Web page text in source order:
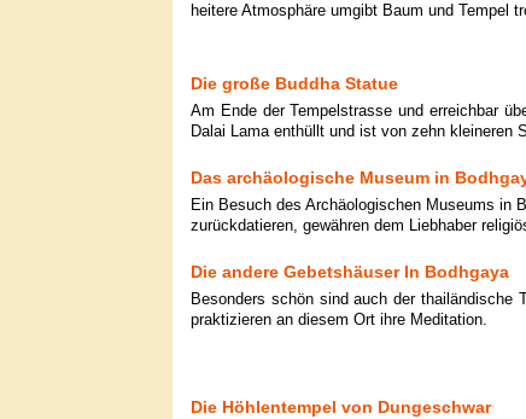
heitere Atmosphäre umgibt Baum und Tempel
Die große Buddha Statue
Am Ende der Tempelstrasse und erreichbar
Dalai Lama enthüllt und ist von zehn kleineren
Das archäologische Museum in
Ein Besuch des Archäologischen Museums in
zurückdatieren, gewähren dem Liebhaber
Die andere Gebetshäuser In Bodhgaya
Besonders schön sind auch der thailändische
praktizieren an diesem Ort ihre Meditation.
Die Höhlentempel von Dungeschwar